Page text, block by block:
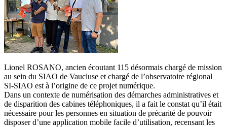
Lionel ROSANO, ancien écoutant 115 désormais chargé de mission
au sein du SIAO de Vaucluse et chargé de l’observatoire régional
SI-SIAO est à l’origine de ce projet numérique.
Dans un contexte de numérisation des démarches administratives et
de disparition des cabines téléphoniques, il a fait le constat qu’il était
nécessaire pour les personnes en situation de précarité de pouvoir
disposer d’une application mobile facile d’utilisation, recensant les